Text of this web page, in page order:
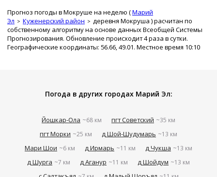
Прогноз погоды в Мокруше на неделю (Марий
Эл
Куженерский район деревня Мокруша ) расчитан по
собственному алгоритму на основе данных Всеобщей Системы
Прогнозирования. Обновление происходит 4 раза в сутки.
Географические координаты: 56.66, 49.01. Местное время 10:10
Погода в других городах Марий Эл:
Йошкар-Ола ~68 км пгт Советский ~35 км
пгт Морки ~25 км д Шой-Шудумарь ~13 км
Мари Шои ~6 км д Ирмарь ~11 км д Чукша ~13 км
д Шурга ~7 км д Аганур ~11 км д Шойдум ~13 км